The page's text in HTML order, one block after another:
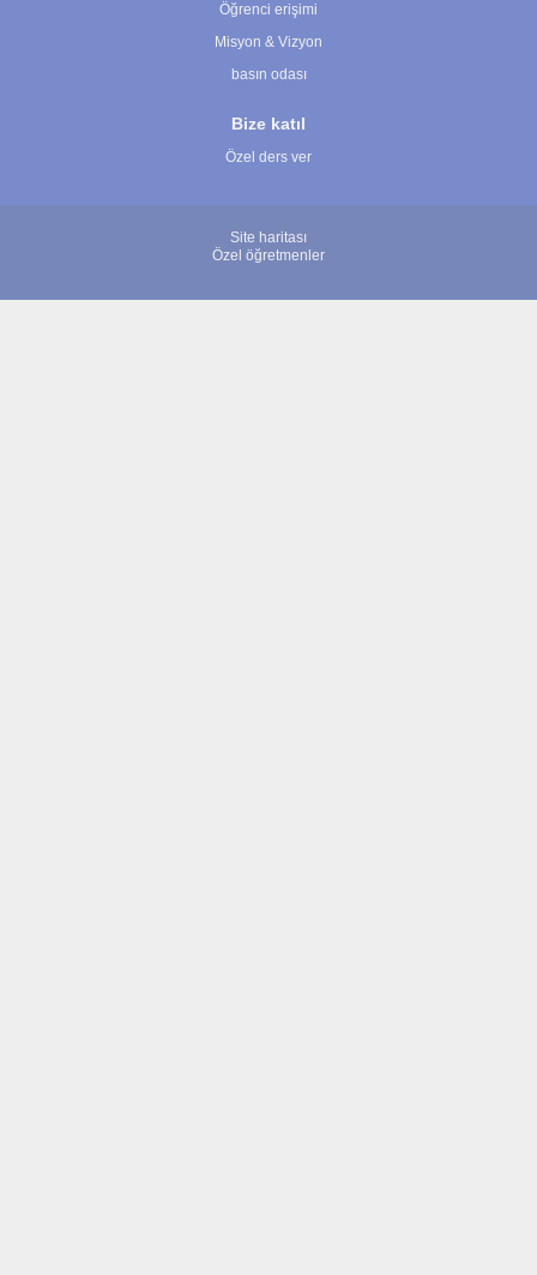
Öğrenci erişimi
Misyon & Vizyon
basın odası
Bize katıl
Özel ders ver
Site haritası
Özel öğretmenler